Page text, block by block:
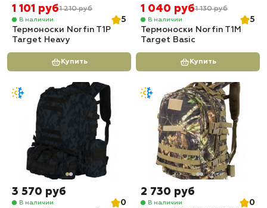
1 101 руб1 210 руб
В наличии
5
Термоноски Norfin T1P
Target Heavy
Купить
1 040 руб1 130 руб
В наличии
5
Термоноски Norfin T1M
Target Basic
Купить
3 570 руб
В наличии
0
2 730 руб
В наличии
0